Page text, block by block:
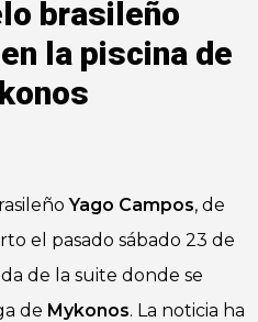
brasileño
la piscina de
Yago Campos, de
el pasado sábado 23 de
de la suite donde se
de Mykonos. La noticia ha